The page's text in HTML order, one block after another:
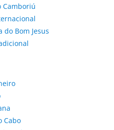
Camboriú
Bom Jesus
Cabo